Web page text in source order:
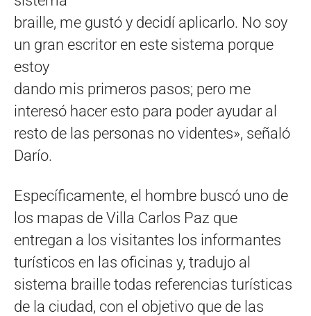
braille, me gustó y decidí aplicarlo. No soy
un gran escritor en este sistema porque
estoy
dando mis primeros pasos; pero me
interesó hacer esto para poder ayudar al
resto de las personas no videntes», señaló
Darío.
Específicamente, el hombre buscó uno de
los mapas de Villa Carlos Paz que
entregan a los visitantes los informantes
turísticos en las oficinas y, tradujo al
sistema braille todas referencias turísticas
de la ciudad, con el objetivo que de las